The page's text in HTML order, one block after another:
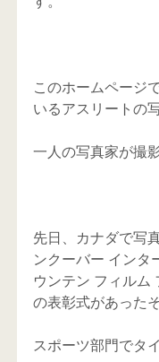
このホームページ
いるアスリートの
一人の写真家が撮
先日、カナダで写
ンクーバー インタ
ウンテン フィルム
の表彰式があった
スポーツ部門でタ